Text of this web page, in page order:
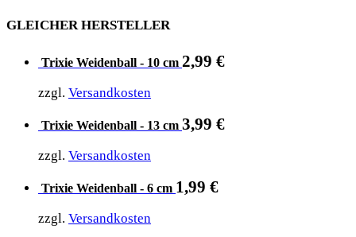
GLEICHER HERSTELLER
Trixie Weidenball - 10 cm 2,99 €
zzgl. Versandkosten
Trixie Weidenball - 13 cm 3,99 €
zzgl. Versandkosten
Trixie Weidenball - 6 cm 1,99 €
zzgl. Versandkosten